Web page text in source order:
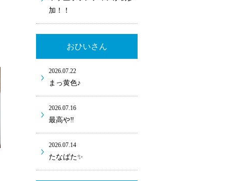
加！！
おひいさん
2026.07.22
まっ黄色♪
2026.07.16
最高や‼
2026.07.14
たなばた✨